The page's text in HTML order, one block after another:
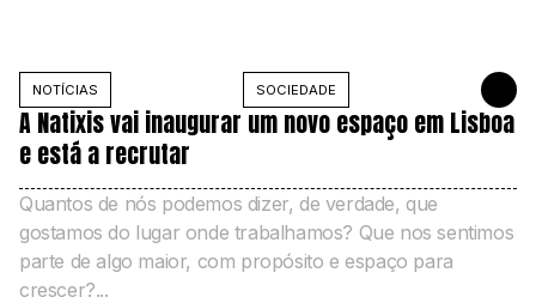
NOTÍCIAS SOCIEDADE 10 DE
A Natixis vai inaugurar um novo espaço em Lisboa
e está a recrutar
Quantos de nós podemos dizer, de verdade, que
gostamos do lugar onde trabalhamos? Que nos sentimos
parte de algo maior, com propósito e espaço para
crescer?...